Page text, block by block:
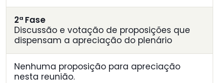
2ª Fase
Discussão e votação de proposições que
dispensam a apreciação do plenário
Nenhuma proposição para apreciação
nesta reunião.